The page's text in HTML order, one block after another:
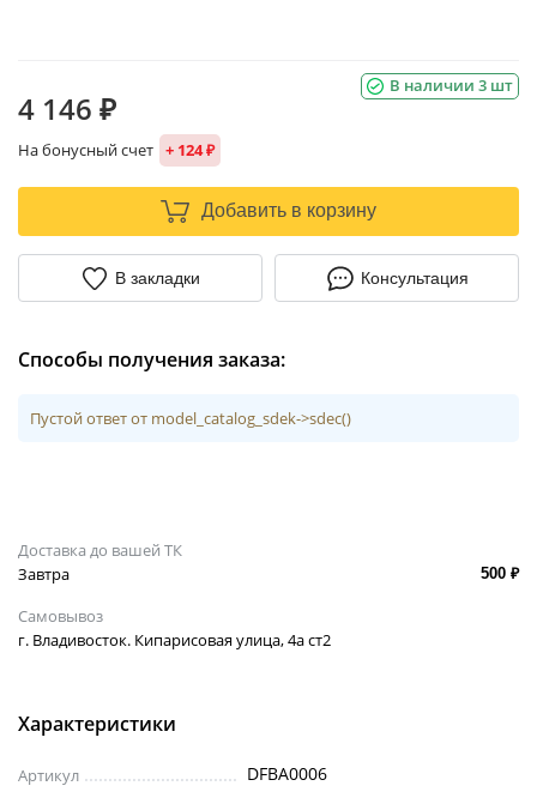
В наличии 3 шт
4 146 ₽
На бонусный счет + 124 ₽
Добавить в корзину
В закладки Консультация
Способы получения заказа:
Пустой ответ от model_catalog_sdek->sdec()
Доставка до вашей ТК
Завтра
500 ₽
Самовывоз
г. Владивосток. Кипарисовая улица, 4а ст2
Характеристики
Артикул DFBA0006